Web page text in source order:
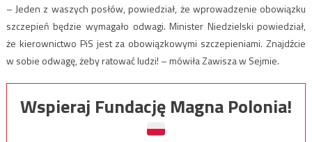
– Jeden z waszych posłów, powiedział, że wprowadzenie obowiązku
szczepień będzie wymagało odwagi. Minister Niedzielski powiedział,
że kierownictwo PiS jest za obowiązkowymi szczepieniami. Znajdźcie
w sobie odwagę, żeby ratować ludzi! – mówiła Zawisza w Sejmie.
Wspieraj Fundację Magna Polonia!